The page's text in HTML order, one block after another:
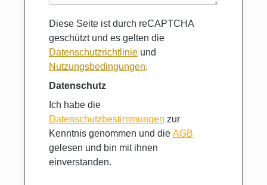
Diese Seite ist durch reCAPTCHA
geschützt und es gelten die
Datenschutzrichtlinie und
Nutzungsbedingungen.
Datenschutz
Ich habe die
Datenschutzbestimmungen zur
Kenntnis genommen und die AGB
gelesen und bin mit ihnen
einverstanden.